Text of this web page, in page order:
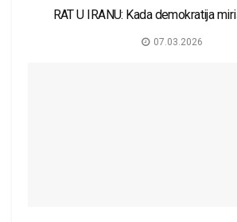
RAT U IRANU: Kada demokratija
07.03.2026